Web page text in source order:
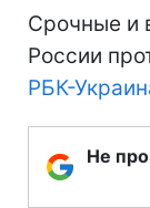
Срочные и
России
РБК-
Не